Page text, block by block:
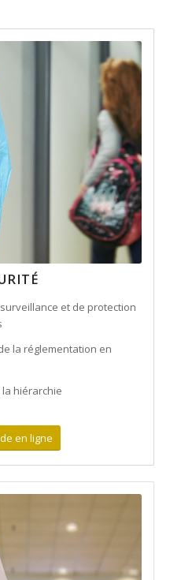
et de protection
la réglementation en
hiérarchie
en ligne